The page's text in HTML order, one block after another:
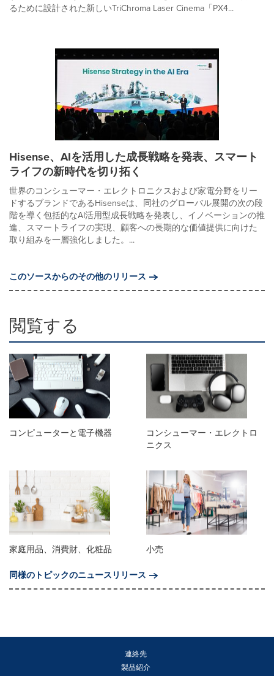
るために設計された新しいTriChroma Laser Cinema「PX4...
Hisense、AIを活用した成長戦略を発表、スマート
ライフの新時代を切り拓く
世界のコンシューマー・エレクトロニクスおよび家電分野をリー
ドするブランドであるHisenseは、同社のグローバル展開の次の段
階を導く包括的なAI活用型成長戦略を発表し、イノベーションの推
進、スマートライフの実現、顧客への長期的な価値提供に向けた
取り組みを一層強化しました。...
このソースからのその他のリリース
閲覧する
コンピューターと電子機器
コンシューマー・エレクトロ
ニクス
家庭用品、消費財、化粧品
小売
同様のトピックのニュースリリース
連絡先
製品紹介